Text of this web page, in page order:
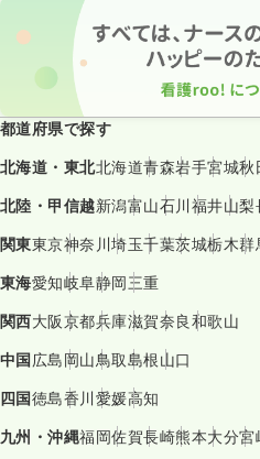
都道府県で探す
北海道・東北北海道青森岩手宮城秋
北陸・甲信越新潟富山石川福井山梨
関東東京神奈川埼玉千葉茨城栃木群
東海愛知岐阜静岡三重
関西大阪京都兵庫滋賀奈良和歌山
中国広島岡山鳥取島根山口
四国徳島香川愛媛高知
九州・沖縄福岡佐賀長崎熊本大分宮